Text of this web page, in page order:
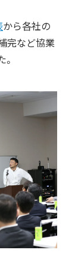
から各社の
完など協業